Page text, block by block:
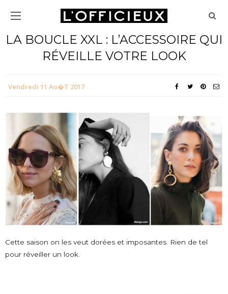
LA BOUCLE XXL : L’ACCESSOIRE QUI
RÉVEILLE VOTRE LOOK
Vendredi 11 Ao�t 2017
Cette saison on les veut dorées et imposantes. Rien de tel
pour réveiller un look.